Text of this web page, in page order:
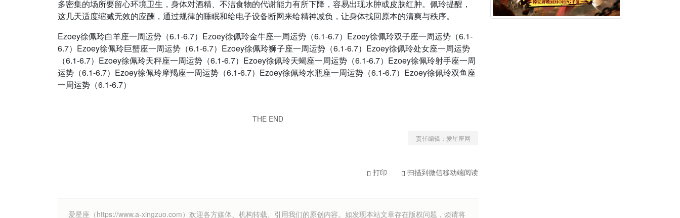
多密集的场所要留心环境卫生，身体对酒精、不洁食物的代谢能力有所下降，容易出现水肿或皮肤红肿。佩玲提醒，
这几天适度缩减无效的应酬，通过规律的睡眠和给电子设备断网来给精神减负，让身体找回原本的清爽与秩序。
Ezoey徐佩玲白羊座一周运势（6.1-6.7）Ezoey徐佩玲金牛座一周运势（6.1-6.7）Ezoey徐佩玲双子座一周运势（6.1-
6.7）Ezoey徐佩玲巨蟹座一周运势（6.1-6.7）Ezoey徐佩玲狮子座一周运势（6.1-6.7）Ezoey徐佩玲处女座一周运势
（6.1-6.7）Ezoey徐佩玲天秤座一周运势（6.1-6.7）Ezoey徐佩玲天蝎座一周运势（6.1-6.7）Ezoey徐佩玲射手座一周
运势（6.1-6.7）Ezoey徐佩玲摩羯座一周运势（6.1-6.7）Ezoey徐佩玲水瓶座一周运势（6.1-6.7）Ezoey徐佩玲双鱼座
一周运势（6.1-6.7）
THE END
责任编辑：爱星座网
打印 扫描到微信移动端阅读
爱星座（https://www.a-xingzuo.com）欢迎各方媒体、机构转载、引用我们的原创内容。如发现本站文章存在版权问题，烦请将